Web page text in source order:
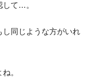
して…。
し同じような方がいれ
。